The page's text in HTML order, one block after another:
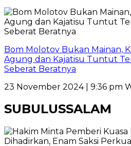
Bom Molotov Bukan Mainan,
Agung dan Kajatisu Tuntut
Seberat Beratnya
23 November 2024 | 9:36 pm
SUBULUSSALAM